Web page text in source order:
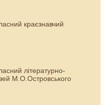
краєзнавчий
літературно-
М.О.Островського